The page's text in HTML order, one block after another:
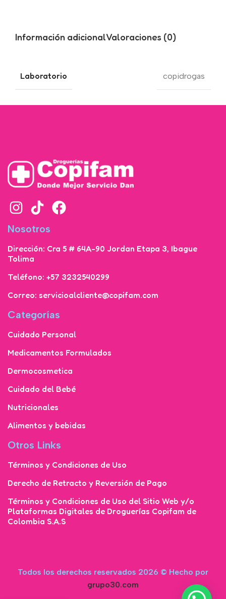
Información adicionalValoraciones (0)
Laboratorio copidrogas
Nosotros
Dirección: Cra 5 # 64A-90 Jordan Etapa 3, Ibague
Tolima
Teléfono: +57 3232540299
Correo: servicioalcliente@copifam.com
Categorías
Cuidado Personal
Medicamentos Formulados
Dermocosmetica
Cuidado del Bebé
Nutricionales
Alimentos y bebidas
Otros Links
Términos y Condiciones de Uso
Derecho de Retracto y Reversión de Pago
Términos y Condiciones de Uso del Sitio Web y/o
Plataformas Digitales de Droguerías Copifam de
Colombia S.A.S
Todos los derechos reservados 2026 © Hecho por
grupo30.com